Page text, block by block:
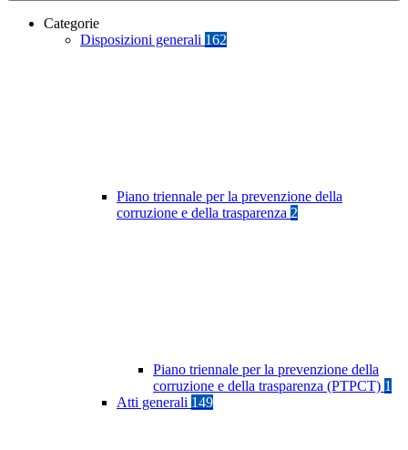
Categorie
Disposizioni generali 162
Piano triennale per la prevenzione della
corruzione e della trasparenza 2
Piano triennale per la prevenzione della
corruzione e della trasparenza (PTPCT) 1
Atti generali 149